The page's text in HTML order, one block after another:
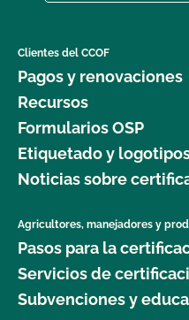
Clientes del CCOF
Pagos y renovaciones
Recursos
Formularios OSP
Etiquetado y
Noticias sobre
Agricultores, manejadores y
Pasos para la
Servicios de
Subvenciones y